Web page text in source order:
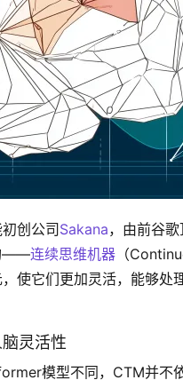
创公司 Sakana，由前谷
——连续思维机器 （
使它们更加灵活，能够处
灵活性
模型不同，CTM并不